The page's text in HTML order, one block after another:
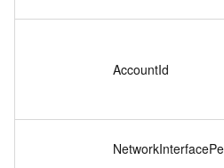
AccountId